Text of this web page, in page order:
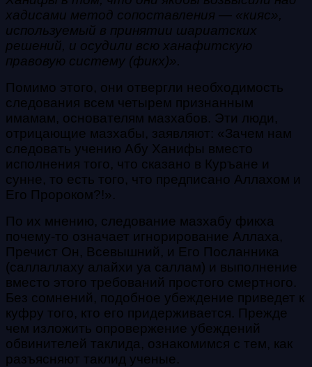
хадисами метод сопоставления — «кияс»,
используемый в принятии шариатских
решений, и осудили всю ханафитскую
правовую систему (фикх)».
Помимо этого, они отвергли необходимость
следования всем четырем признанным
имамам, основателям мазхабов. Эти люди,
отрицающие мазхабы, заявляют: «Зачем нам
следовать учению Абу Ханифы вместо
исполнения того, что сказано в Куръане и
сунне, то есть того, что предписано Аллахом и
Его Пророком?!».
По их мнению, следование мазхабу фикха
почему-то означает игнорирование Аллаха,
Пречист Он, Всевышний, и Его Посланника
(саллаллаху алайхи уа саллам) и выполнение
вместо этого требований простого смертного.
Без сомнений, подобное убеждение приведет к
куфру того, кто его придерживается. Прежде
чем изложить опровержение убеждений
обвинителей таклида, ознакомимся с тем, как
разъясняют таклид ученые.